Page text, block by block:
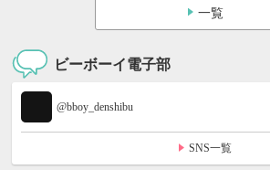
一覧
ビーボーイ電子部
@bboy_denshibu
SNS一覧